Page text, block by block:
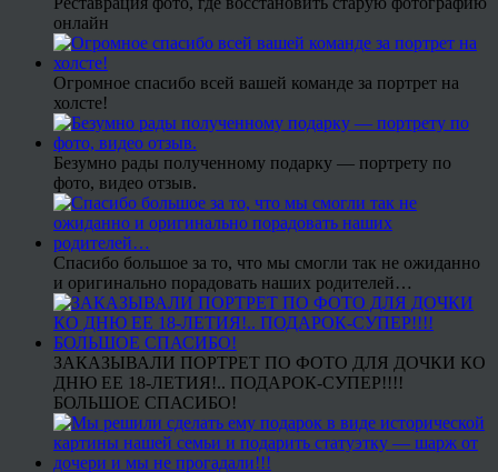
онлайн
Огромное спасибо всей вашей команде за портрет на
холсте!
Безумно рады полученному подарку — портрету по
фото, видео отзыв.
Спасибо большое за то, что мы смогли так не ожиданно
и оригинально порадовать наших родителей…
ЗАКАЗЫВАЛИ ПОРТРЕТ ПО ФОТО ДЛЯ ДОЧКИ КО
ДНЮ ЕЕ 18-ЛЕТИЯ!.. ПОДАРОК-СУПЕР!!!!
БОЛЬШОЕ СПАСИБО!